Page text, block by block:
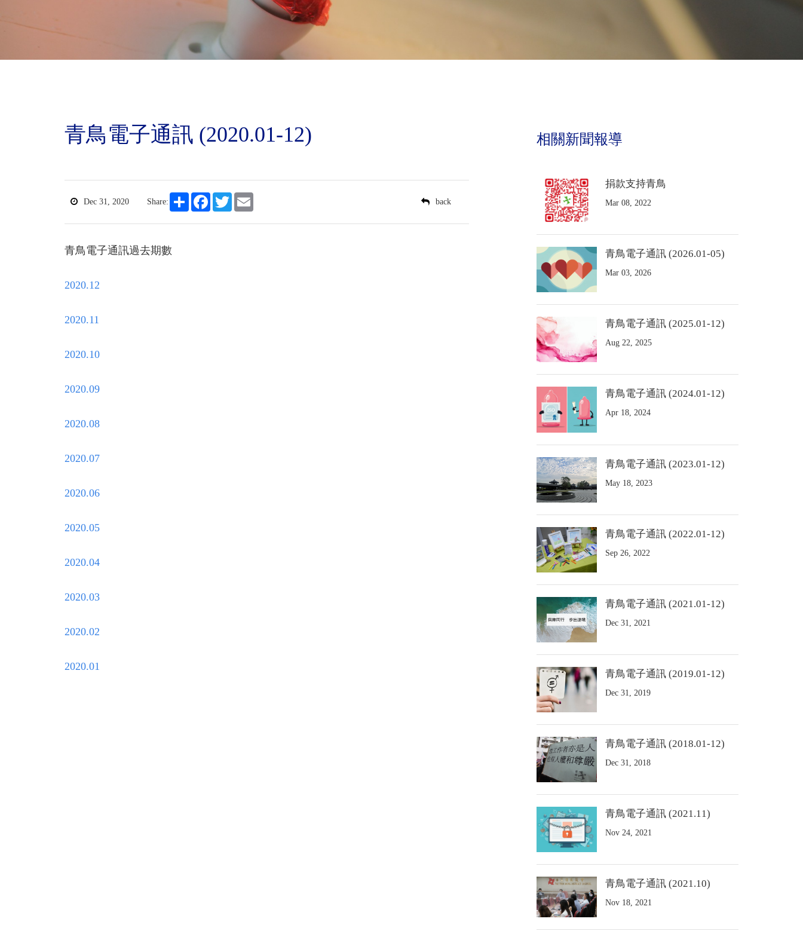
青鳥電子通訊 (2020.01-12)
Dec 31, 2020 Share:
Share FacebookTwitterEmail
back
青鳥電子通訊過去期數
2020.12
2020.11
2020.10
2020.09
2020.08
2020.07
2020.06
2020.05
2020.04
2020.03
2020.02
2020.01
相關新聞報導
捐款支持青鳥
Mar 08, 2022
青鳥電子通訊 (2026.01-05)
Mar 03, 2026
青鳥電子通訊 (2025.01-12)
Aug 22, 2025
青鳥電子通訊 (2024.01-12)
Apr 18, 2024
青鳥電子通訊 (2023.01-12)
May 18, 2023
青鳥電子通訊 (2022.01-12)
Sep 26, 2022
青鳥電子通訊 (2021.01-12)
Dec 31, 2021
青鳥電子通訊 (2019.01-12)
Dec 31, 2019
青鳥電子通訊 (2018.01-12)
Dec 31, 2018
青鳥電子通訊 (2021.11)
Nov 24, 2021
青鳥電子通訊 (2021.10)
Nov 18, 2021